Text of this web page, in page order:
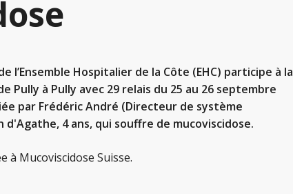
l’Ensemble Hospitalier de la Côte (EHC) participe à la
Pully à Pully avec 29 relais du 25 au 26 septembre
par Frédéric André (Directeur de système
4 ans, qui souffre de mucoviscidose.
à Mucoviscidose Suisse.